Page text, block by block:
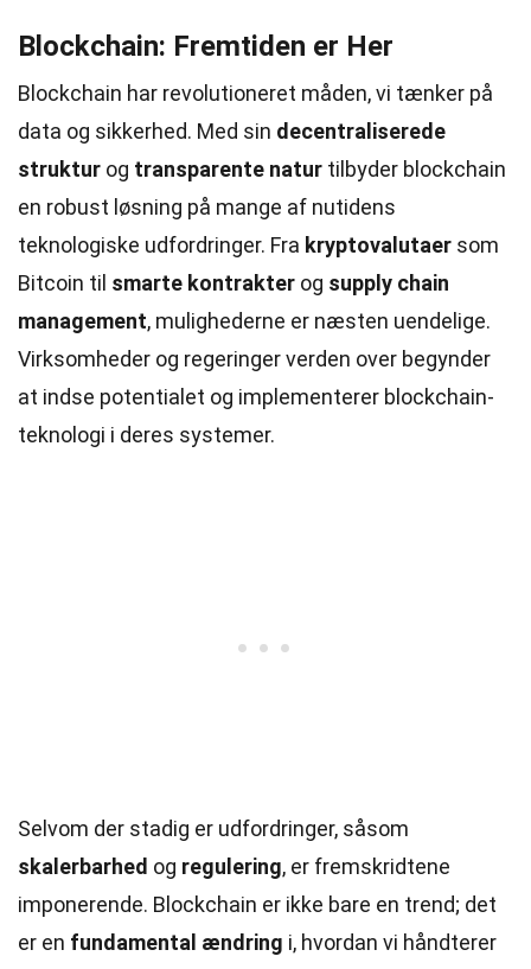
Blockchain: Fremtiden er Her
Blockchain har revolutioneret måden, vi tænker på
data og sikkerhed. Med sin decentraliserede
struktur og transparente natur tilbyder blockchain
en robust løsning på mange af nutidens
teknologiske udfordringer. Fra kryptovalutaer som
Bitcoin til smarte kontrakter og supply chain
management, mulighederne er næsten uendelige.
Virksomheder og regeringer verden over begynder
at indse potentialet og implementerer blockchain-
teknologi i deres systemer.
Selvom der stadig er udfordringer, såsom
skalerbarhed og regulering, er fremskridtene
imponerende. Blockchain er ikke bare en trend; det
er en fundamental ændring i, hvordan vi håndterer